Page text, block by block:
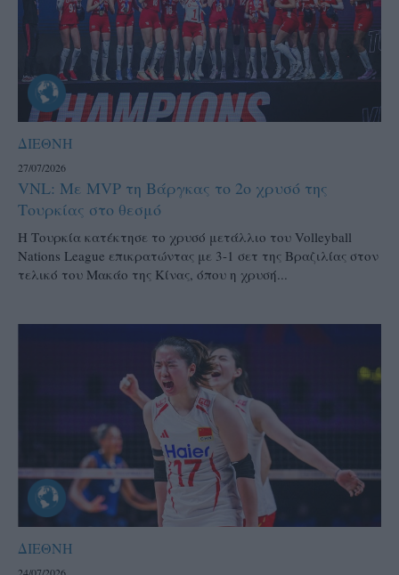
ΔΙΕΘΝΗ
27/07/2026
VNL: Με MVP τη Βάργκας το 2ο χρυσό της
Τουρκίας στο θεσμό
H Τουρκία κατέκτησε το χρυσό μετάλλιο του Volleyball
Nations League επικρατώντας με 3-1 σετ της Βραζιλίας στον
τελικό του Μακάο της Κίνας, όπου η χρυσή...
ΔΙΕΘΝΗ